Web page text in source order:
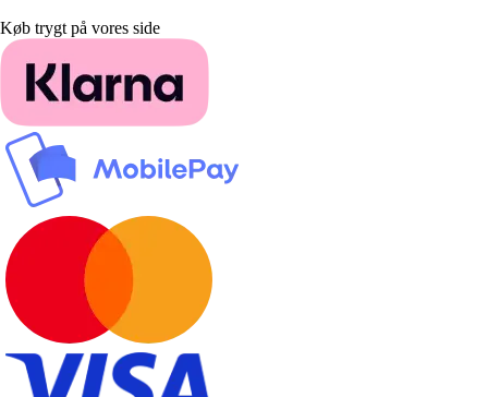
Køb trygt på vores side